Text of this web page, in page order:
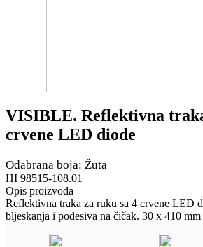
VISIBLE. Reflektivna
crvene LED diode
Odabrana boja: Žuta
HI 98515-108.01
Opis proizvoda
Reflektivna traka za ruku sa 4 crvene LED
bljeskanja i podesiva na čičak. 30 x 410 mm